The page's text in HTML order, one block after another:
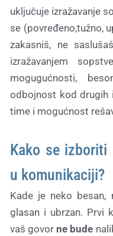
uključuje izražavanje
se (povređeno,tužno,
zakasniš, ne
izražavanjem
mogugućnosti,
odbojnost kod drugih
time i mogućnost
Kako se izboriti
u komunikaciji?
Kade je neko besan,
glasan i ubrzan. Prvi
vaš govor ne bude